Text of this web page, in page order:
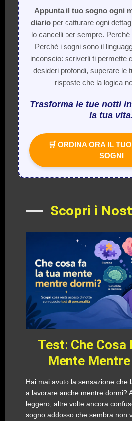
Appunta il tuo sogno ogni
diarioper catturare ogni
lo cancelli per sempre.
Perché i sogni sono il
inconscio: scriverli ti permette
desideri profondi, superare le
risposte che la logica
Trasforma le tue notti
la tua vita.
🛒 ORDINA ORA IL
SOGNI
Scopri i
Test: Che Cosa
Mente
Hai mai avuto la sensazione che
a lavorare anche mentre dormi?
leggero, altre volte ancora
sogno addosso che sembra non